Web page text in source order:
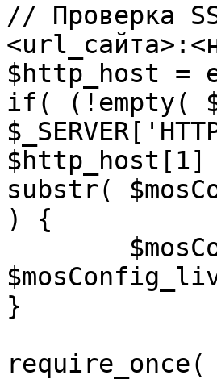
// Проверка
$http_host =
if( (!empty(
$http_host[1]
substr(
) {
}